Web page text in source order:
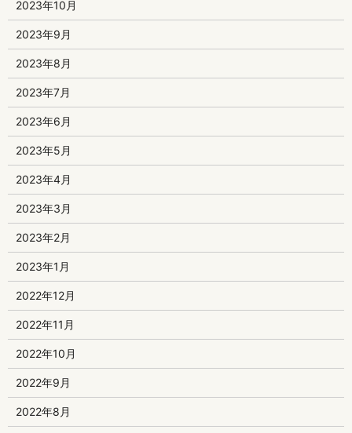
2023年10月
2023年9月
2023年8月
2023年7月
2023年6月
2023年5月
2023年4月
2023年3月
2023年2月
2023年1月
2022年12月
2022年11月
2022年10月
2022年9月
2022年8月